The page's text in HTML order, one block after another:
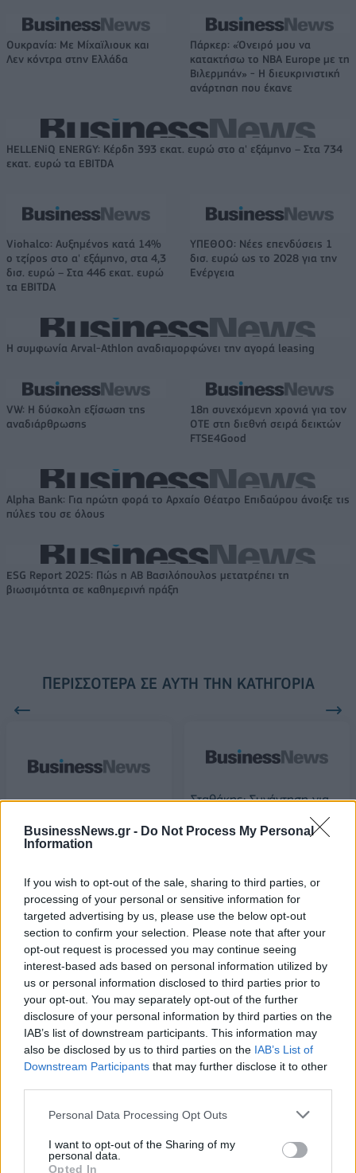
BusinessNews.gr - Do Not Process My Personal
Information
If you wish to opt-out of the sale, sharing to third parties, or
processing of your personal or sensitive information for
targeted advertising by us, please use the below opt-out
section to confirm your selection. Please note that after your
opt-out request is processed you may continue seeing
interest-based ads based on personal information utilized by
us or personal information disclosed to third parties prior to
your opt-out. You may separately opt-out of the further
disclosure of your personal information by third parties on the
IAB’s list of downstream participants. This information may
also be disclosed by us to third parties on the IAB’s List of
Downstream Participants that may further disclose it to other
Personal Data Processing Opt Outs
I want to opt-out of the Sharing of my
personal data.
Opted In
Ουκρανία: Με Μίχαϊλιουκ και
Λεν κόντρα στην Ελλάδα
Πάρκερ: «Όνειρό μου να
κατακτήσω το ΝΒΑ Europe με τη
Βιλερμπάν» - Η διευκρινιστική
ανάρτηση που έκανε
HELLENiQ ENERGY: Κέρδη 393 εκατ. ευρώ στο α' εξάμηνο – Στα 734
εκατ. ευρώ τα EBITDA
Viohalco: Αυξημένος κατά 14%
ο τζίρος στο α' εξάμηνο, στα 4,3
δισ. ευρώ – Στα 446 εκατ. ευρώ
τα EBITDA
ΥΠΕΘΟΟ: Νέες επενδύσεις 1
δισ. ευρώ ως το 2028 για την
Ενέργεια
Η συμφωνία Arval-Athlon αναδιαμορφώνει την αγορά leasing
VW: Η δύσκολη εξίσωση της
αναδιάρθρωσης
18η συνεχόμενη χρονιά για τον
ΟΤΕ στη διεθνή σειρά δεικτών
FTSE4Good
Alpha Bank: Για πρώτη φορά το Αρχαίο Θέατρο Επιδαύρου άνοιξε τις
πύλες του σε όλους
ESG Report 2025: Πώς η ΑΒ Βασιλόπουλος μετατρέπει τη
βιωσιμότητα σε καθημερινή πράξη
ΠΕΡΙΣΣΌΤΕΡΑ ΣΕ ΑΥΤΉ ΤΗΝ ΚΑΤΗΓΟΡΊΑ
επιστρέψει ο ΣΥΡΙΖΑ στις
αντιμνημονιακές του ρίζες
Σταθάκης: Συνάντηση για
προγραμμάτων ΕΣΠΑ
ΡΟΗ ΕΙΔΗΣΕΩΝ
Χρηματιστήριο: Πτώση κατά 0,59%, στα 320,42